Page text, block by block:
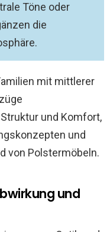
Töne oder
die
mit mittlerer
und Komfort,
und
von Polstermöbeln.
und